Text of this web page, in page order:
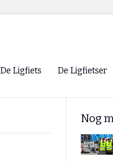
De Ligfiets De Ligfietser
Ligfietsvereninging
Lokale
Nog